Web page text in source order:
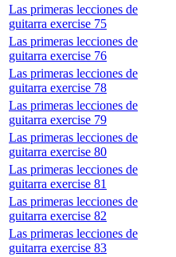
Las primeras lecciones de
guitarra exercise 75
Las primeras lecciones de
guitarra exercise 76
Las primeras lecciones de
guitarra exercise 78
Las primeras lecciones de
guitarra exercise 79
Las primeras lecciones de
guitarra exercise 80
Las primeras lecciones de
guitarra exercise 81
Las primeras lecciones de
guitarra exercise 82
Las primeras lecciones de
guitarra exercise 83